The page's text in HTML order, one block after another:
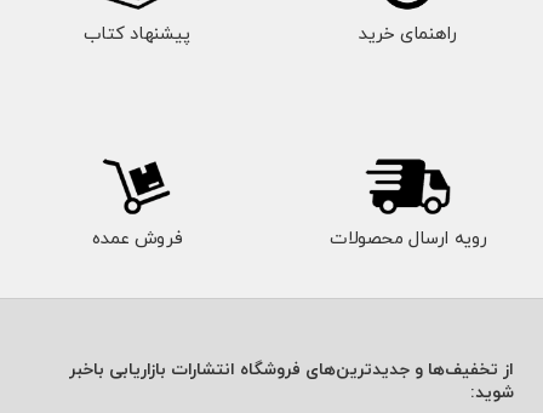
راهنمای خرید پیشنهاد کتاب
رویه ارسال محصولات فروش عمده
از تخفیف‌ها و جدیدترین‌های فروشگاه انتشارات بازاریابی باخبر
شوید: